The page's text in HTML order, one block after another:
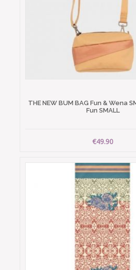
THE NEW BUM BAG Fun & Wena
Fun SMALL
€49.90